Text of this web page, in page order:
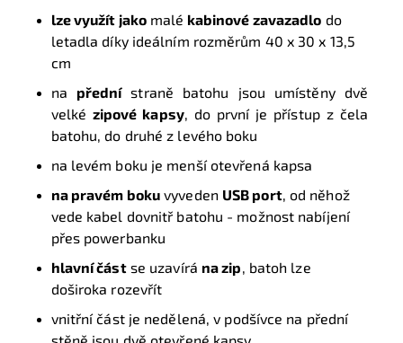
lze využít jako malé kabinové zavazadlo do
letadla díky ideálním rozměrům 40 x 30 x 13,5
cm
na přednístraně batohu jsou umístěny dvě
velké zipové kapsy, do první je přístup z čela
batohu, do druhé z levého boku
na levém boku je menší otevřená kapsa
na pravém boku vyveden USB port, od něhož
vede kabel dovnitř batohu - možnost nabíjení
přes powerbanku
hlavní částse uzavírá na zip, batoh lze
doširoka rozevřít
vnitřní část je nedělená,v podšívce na přední